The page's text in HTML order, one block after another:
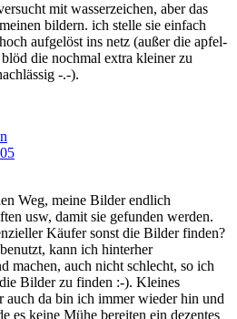
mit wasserzeichen, aber das
bildern. ich stelle sie einfach
aufgelöst ins netz (außer die apfel-
die nochmal extra kleiner zu
-.-).
Weg, meine Bilder endlich
usw, damit sie gefunden werden.
Käufer sonst die Bilder finden?
kann ich hinterher
machen, auch nicht schlecht, so ich
Bilder zu finden :-). Kleines
auch da bin ich immer wieder hin und
es keine Mühe bereiten ein dezentes